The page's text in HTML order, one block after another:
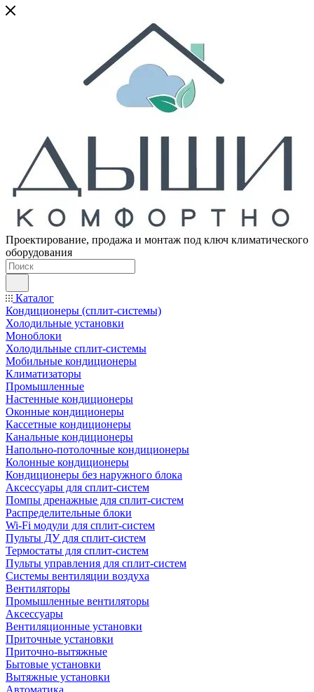
Проектирование, продажа и монтаж под ключ климатического
оборудования
Каталог
Кондиционеры (сплит-системы)
Холодильные установки
Моноблоки
Холодильные сплит-системы
Мобильные кондиционеры
Климатизаторы
Промышленные
Настенные кондиционеры
Оконные кондиционеры
Кассетные кондиционеры
Канальные кондиционеры
Напольно-потолочные кондиционеры
Колонные кондиционеры
Кондиционеры без наружного блока
Аксессуары для сплит-систем
Помпы дренажные для сплит-систем
Распределительные блоки
Wi-Fi модули для сплит-систем
Пульты ДУ для сплит-систем
Термостаты для сплит-систем
Пульты управления для сплит-систем
Системы вентиляции воздуха
Вентиляторы
Промышленные вентиляторы
Аксессуары
Вентиляционные установки
Приточные установки
Приточно-вытяжные
Бытовые установки
Вытяжные установки
Автоматика